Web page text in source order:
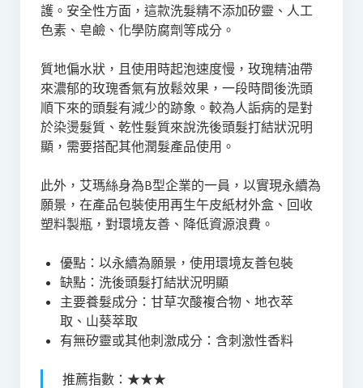
護。安全性方面，這款洗髮精不添加矽靈、人工
色素、皂鹼、化學防腐劑等成分。
質地偏水狀，且使用時起泡速度慢，玫瑰精油帶
來濃郁的玫瑰香氣有放鬆效果，一段時間後洗頭
順下來的頭髮有減少的跡象。較為人詬病的是對
於染燙髮質、乾性髮質來說洗後頭髮打結狀況明
顯，需要搭配其他潤髮產品使用。
此外，艾瑪絲身為B型企業的一員，以實現永續為
願景，在產品包裝使用再生午皮紙材外盒、回收
塑料製瓶，對環境友善、降低資源浪費。
優點：以永續為願景，使用環境友善包裝
缺點：洗後頭髮打結狀況明顯
主要養髮成分：甘草次酸複合物、地衣萃
取、山葵萃取
有無矽靈或其他刺激成分：含刺激性香料
推薦指數：★★★